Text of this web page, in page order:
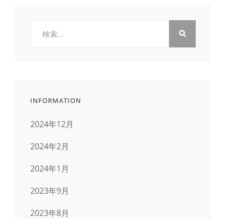
INFORMATION
2024年12月
2024年2月
2024年1月
2023年9月
2023年8月